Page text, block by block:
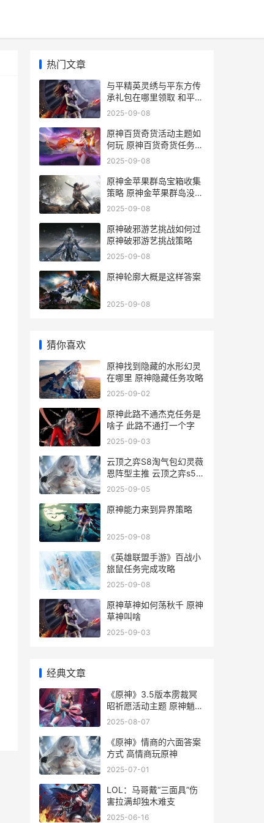
热门文章
与平精英灵绣与平东方传
承礼包在哪里领取 和平精
英灵绣套装
2025-09-08
原神百货奇货活动主题如
何玩 原神百货奇货任务怎
么做
2025-09-08
原神金苹果群岛宝箱收集
策略 原神金苹果群岛没了
吗
2025-09-08
原神破邪游艺挑战如何过
原神破邪游艺挑战策略
2025-09-08
原神轮廓大概是这样答案
2025-09-08
猜你喜欢
原神找到隐藏的水形幻灵
在哪里 原神隐藏任务攻略
2025-09-02
原神此路不通杰克任务是
啥子 此路不通打一个字
2025-09-03
云顶之弈S8淘气包幻灵薇
恩阵型主推 云顶之弈s5骚
套路
2025-09-05
原神能力来到异界策略
2025-09-08
《英雄联盟手游》百战小
旅鼠任务完成攻略
2025-09-08
原神草神如何荡秋千 原神
草神叫啥
2025-09-03
经典文章
《原神》3.5版本雳裁冥
昭祈愿活动主题 原神魈
1.3版本
2025-08-07
《原神》情商的六面答案
方式 高情商玩原神
2025-07-01
LOL：马哥戴“三面具”伤
害拉满却独木难支
2025-06-16